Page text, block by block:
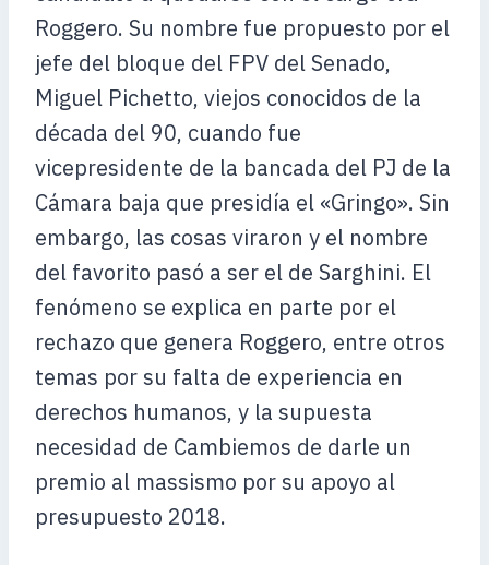
Roggero. Su nombre fue propuesto por el
jefe del bloque del FPV del Senado,
Miguel Pichetto, viejos conocidos de la
década del 90, cuando fue
vicepresidente de la bancada del PJ de la
Cámara baja que presidía el «Gringo». Sin
embargo, las cosas viraron y el nombre
del favorito pasó a ser el de Sarghini. El
fenómeno se explica en parte por el
rechazo que genera Roggero, entre otros
temas por su falta de experiencia en
derechos humanos, y la supuesta
necesidad de Cambiemos de darle un
premio al massismo por su apoyo al
presupuesto 2018.